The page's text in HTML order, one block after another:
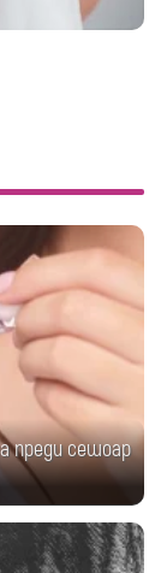
преди сешоар